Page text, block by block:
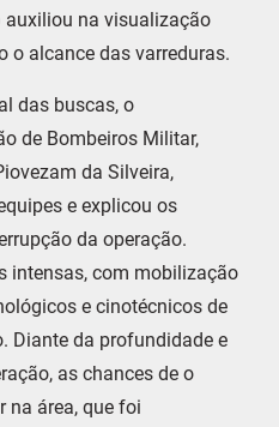
auxiliou na visualização
o alcance das varreduras.
das buscas, o
de Bombeiros Militar,
da Silveira,
e explicou os
da operação.
intensas, com mobilização
e cinotécnicos de
Diante da profundidade e
as chances de o
na área, que foi